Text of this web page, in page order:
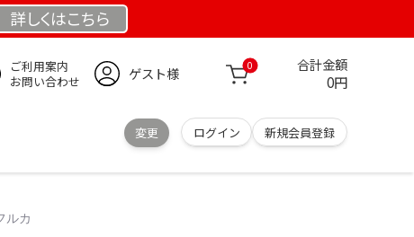
詳しくはこちら
ご利用案内
お問い合わせ
ゲスト様 0 合計金額
0円
変更 ログイン 新規会員登録
ルカ